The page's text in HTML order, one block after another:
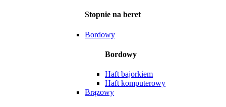
Stopnie na beret
Bordowy
Bordowy
Haft bajorkiem
Haft komputerowy
Brązowy